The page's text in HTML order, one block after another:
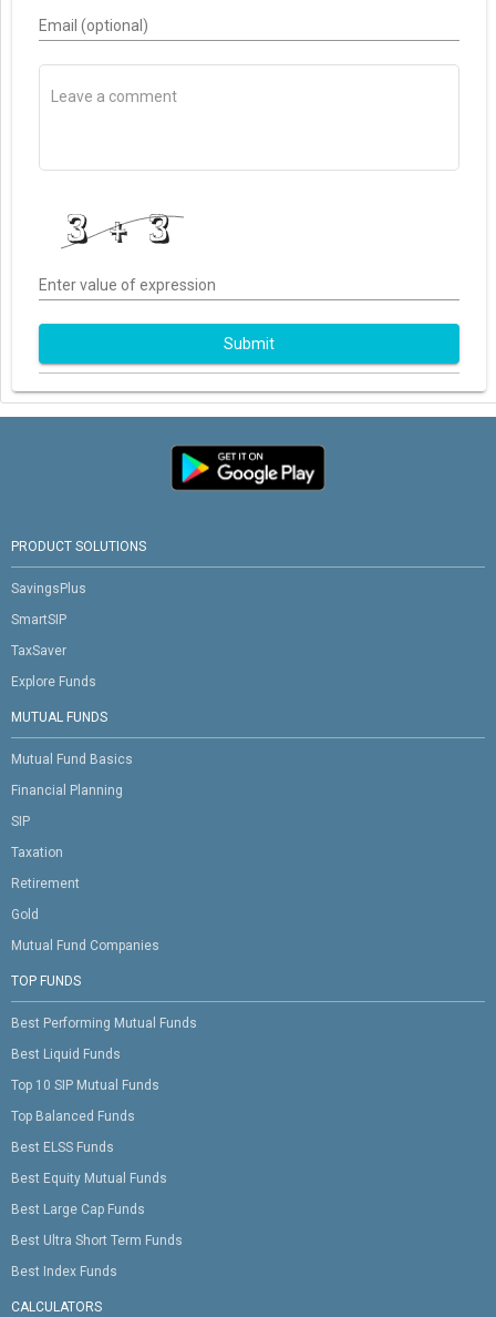
Email (optional)
Enter value of expression
Submit
PRODUCT SOLUTIONS
SavingsPlus
SmartSIP
TaxSaver
Explore Funds
MUTUAL FUNDS
Mutual Fund Basics
Financial Planning
SIP
Taxation
Retirement
Gold
Mutual Fund Companies
TOP FUNDS
Best Performing Mutual Funds
Best Liquid Funds
Top 10 SIP Mutual Funds
Top Balanced Funds
Best ELSS Funds
Best Equity Mutual Funds
Best Large Cap Funds
Best Ultra Short Term Funds
Best Index Funds
CALCULATORS